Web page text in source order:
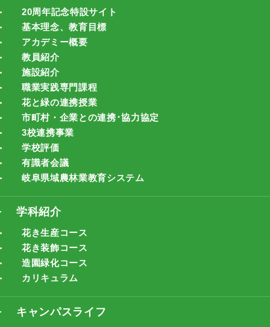
20周年記念特設サイト
基本理念、教育目標
アカデミー概要
教員紹介
施設紹介
職業実践専門課程
花と緑の連携授業
市町村・企業との連携･協力協定
3校連携事業
学校評価
有識者会議
岐阜県域農林業教育システム
学科紹介
花き生産コース
花き装飾コース
造園緑化コース
カリキュラム
キャンパスライフ